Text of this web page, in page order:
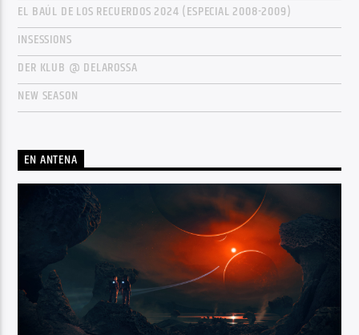
EL BAÚL DE LOS RECUERDOS 2024 (ESPECIAL 2008-2009)
INSESSIONS
DER KLUB @ DELAROSSA
NEW SEASON
EN ANTENA